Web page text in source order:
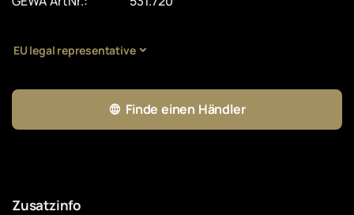
EU legal representative
Finde einen Händler
Zusatzinfo